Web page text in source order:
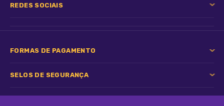
REDES SOCIAIS
FORMAS DE PAGAMENTO
SELOS DE SEGURANÇA